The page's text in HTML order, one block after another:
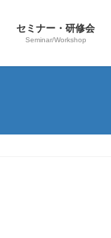
セミナー・研修会
Seminar/Workshop